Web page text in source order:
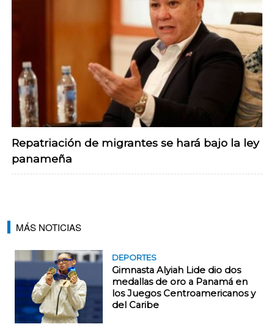
Repatriación de migrantes se hará bajo la ley
panameña
MÁS NOTICIAS
DEPORTES
Gimnasta Alyiah Lide dio dos
medallas de oro a Panamá en
los Juegos Centroamericanos y
del Caribe